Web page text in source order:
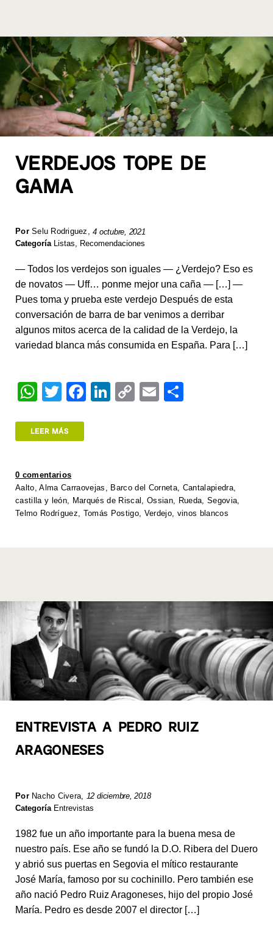
VERDEJOS TOPE DE
GAMA
PorSelu Rodriguez ,4 octubre, 2021
Categoría
Listas Recomendaciones
— Todos los verdejos son iguales — ¿Verdejo? Eso es
de novatos — Uff… ponme mejor una caña — […] —
Pues toma y prueba este verdejo Después de esta
conversación de barra de bar venimos a derribar
algunos mitos acerca de la calidad de la Verdejo, la
variedad blanca más consumida en España. Para […]
W
at
A
p
p
T
tt
F
o
o
Li
n
C
n
k
E
LEER MÁS
0 comentarios
Aalto ,Alma Carraovejas Barco del Corneta, Cantalapiedra,
castilla y león, Marqués de Riscal Ossian, Rueda Segovia
Telmo Rodríguez
Tomás Postigo, Verdejo, vinos blancos
ENTREVISTA A PEDRO RUIZ
ARAGONESES
Por Nacho Civera, 12 diciembre, 2018
Categoría Entrevistas
1982 fue un año importante para la buena mesa de
nuestro país. Ese año se fundó la D.O. Ribera del Duero
y abrió sus puertas en Segovia el mítico restaurante
José María, famoso por su cochinillo. Pero también ese
año nació Pedro Ruiz Aragoneses, hijo del propio José
María. Pedro es desde 2007 el director […]